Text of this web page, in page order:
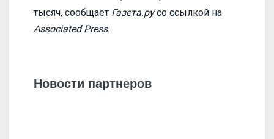
тысяч, сообщает Газета.русо ссылкой на
Associated Press.
Новости партнеров